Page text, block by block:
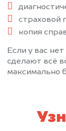
страховой
копия
Если у вас
сделают всё
максимально